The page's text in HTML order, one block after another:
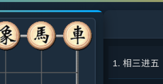
1. 相三进五